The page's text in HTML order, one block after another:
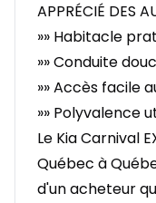
APPRÉCIÉ DES
»» Habitacle
»» Conduite
»» Accès facile
»» Polyvalence
Le Kia Carnival
Québec à
d'un acheteur